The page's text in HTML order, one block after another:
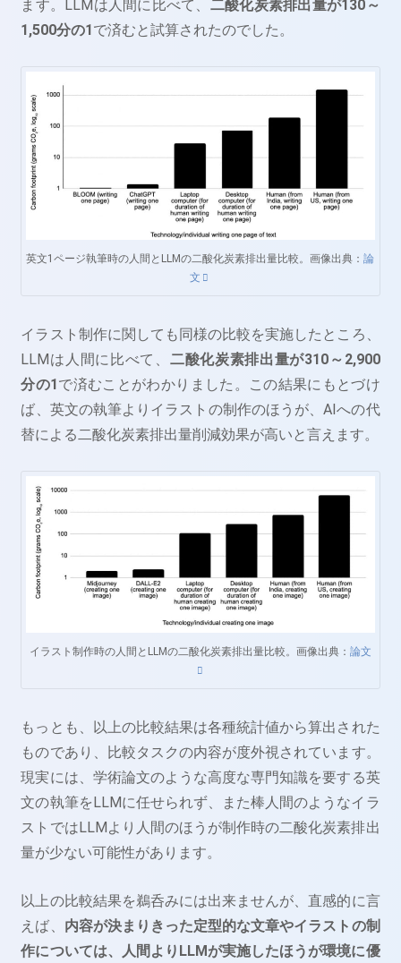
ます。LLMは人間に比べて、 二酸化炭素排出量が130～
1,500分の1 で済むと試算されたのでした。
英文1ページ執筆時の人間とLLMの二酸化炭素排出量比較。画像出典：論
文
イラスト制作に関しても同様の比較を実施したところ、
LLMは人間に比べて、 二酸化炭素排出量が310～2,900
分の1 で済むことがわかりました。この結果にもとづけ
ば、英文の執筆よりイラストの制作のほうが、AIへの代
替による二酸化炭素排出量削減効果が高いと言えます。
イラスト制作時の人間とLLMの二酸化炭素排出量比較。画像出典： 論文
もっとも、以上の比較結果は各種統計値から算出された
ものであり、比較タスクの内容が度外視されています。
現実には、学術論文のような高度な専門知識を要する英
文の執筆をLLMに任せられず、また棒人間のようなイラ
ストではLLMより人間のほうが制作時の二酸化炭素排出
量が少ない可能性があります。
以上の比較結果を鵜呑みには出来ませんが、直感的に言
えば、 内容が決まりきった定型的な文章やイラストの制
作については、人間よりLLMが実施したほうが環境に優